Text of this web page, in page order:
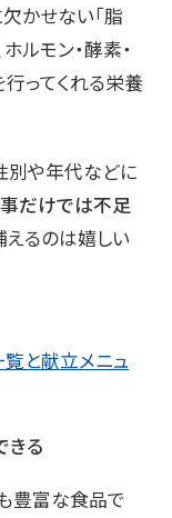
かせない「脂
ルモン・酵素・
ってくれる栄養
別や年代などに
だけでは不足
えるのは嬉しい
と献立メニュ
きる
豊富な食品で